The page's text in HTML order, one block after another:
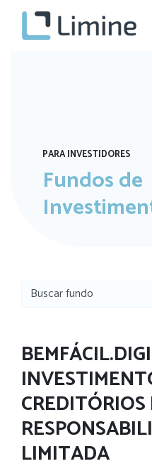
PARA INVESTIDORES
Fundos de
LIMITADA